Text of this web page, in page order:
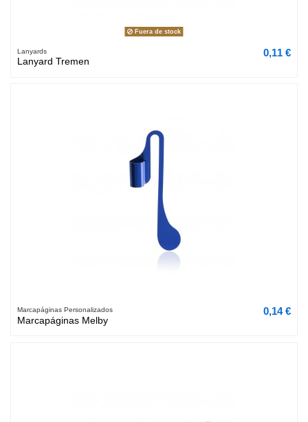
Fuera de stock
Lanyards
Lanyard Tremen
0,11 €
Marcapáginas Personalizados
Marcapáginas Melby
0,14 €